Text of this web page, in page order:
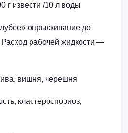
г извести /10 л воды
опрыскивание до
Расход рабочей жидкости ―
вишня, черешня
кластероспориоз,